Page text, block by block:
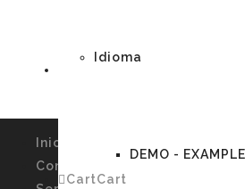
Idioma
DEMO -
CartCart
Inicio
Conócenos